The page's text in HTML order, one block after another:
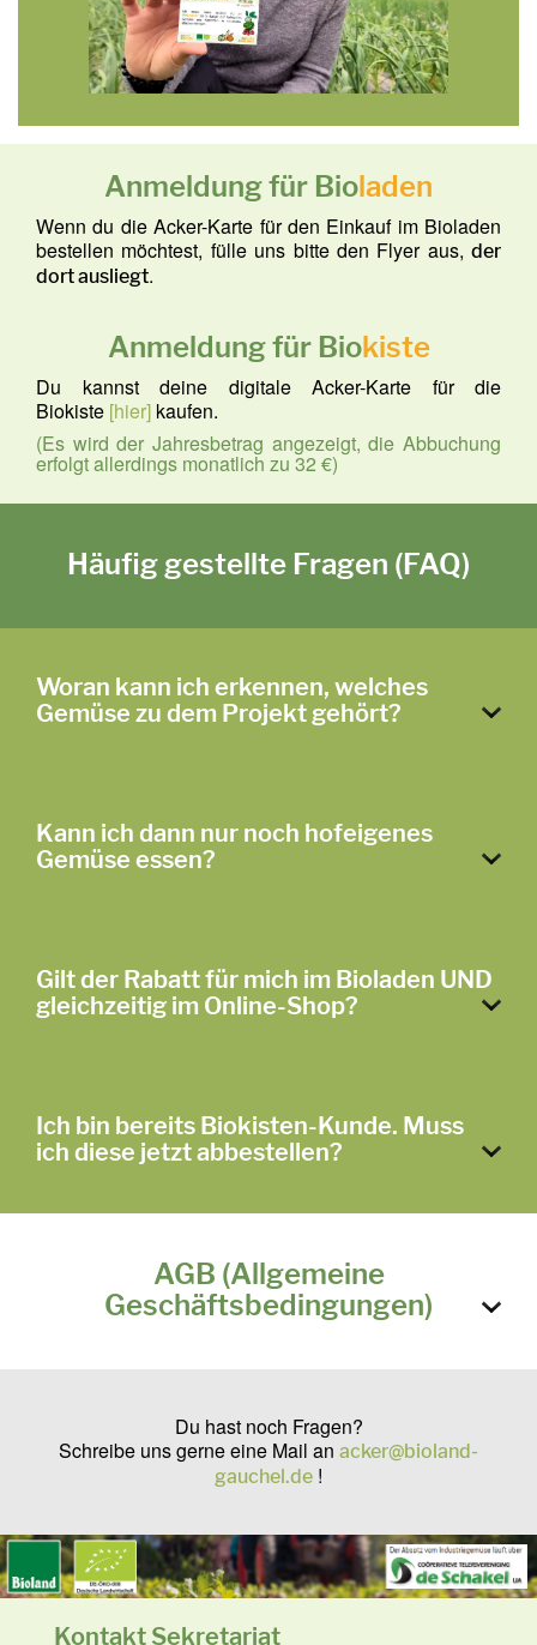
Anmeldung für Bioladen
Wenn du die Acker-Karte für den Einkauf im Bioladen
bestellen möchtest, fülle uns bitte den Flyer aus, der
dort ausliegt.
Anmeldung für Biokiste
Du kannst deine digitale Acker-Karte für die
Biokiste [hier] kaufen.
(Es wird der Jahresbetrag angezeigt, die Abbuchung
erfolgt allerdings monatlich zu 32 €)
Häufig gestellte Fragen (FAQ)
Woran kann ich erkennen, welches
Gemüse zu dem Projekt gehört?
Kann ich dann nur noch hofeigenes
Gemüse essen?
Gilt der Rabatt für mich im Bioladen UND
gleichzeitig im Online-Shop?
Ich bin bereits Biokisten-Kunde. Muss
ich diese jetzt abbestellen?
AGB (Allgemeine
Geschäftsbedingungen)
Du hast noch Fragen?
Schreibe uns gerne eine Mail an acker@bioland-
gauchel.de !
Kontakt Sekretariat